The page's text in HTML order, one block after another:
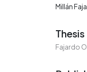
Millán
Fajardo